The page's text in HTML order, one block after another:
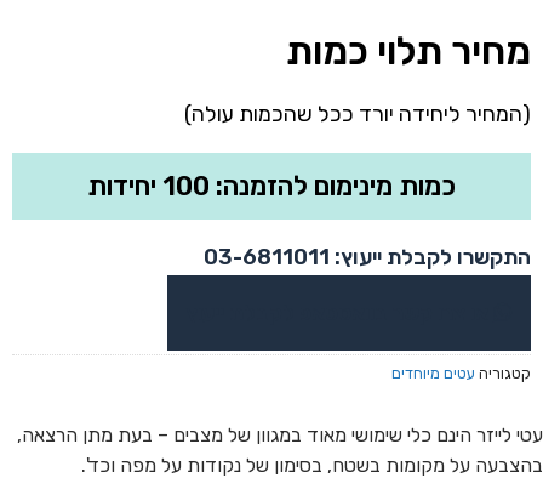
מחיר תלוי כמות
(המחיר ליחידה יורד ככל שהכמות עולה)
כמות מינימום להזמנה: 100 יחידות
התקשרו לקבלת ייעוץ: 03-6811011
קטגוריה עטים מיוחדים
עטי לייזר הינם כלי שימושי מאוד במגוון של מצבים – בעת מתן הרצאה,
בהצבעה על מקומות בשטח, בסימון של נקודות על מפה וכד'.